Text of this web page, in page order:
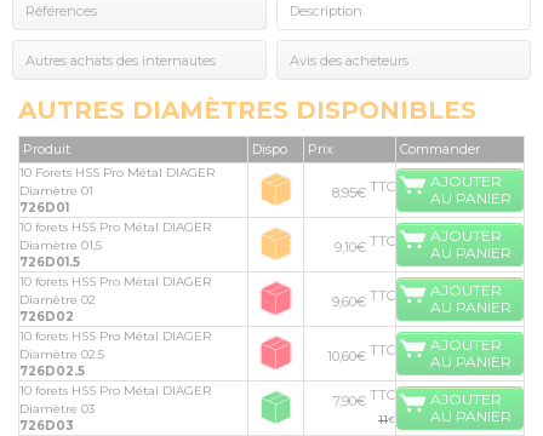
Références Description
Autres achats des internautes Avis des acheteurs
AUTRES DIAMÈTRES DISPONIBLES
Produit Dispo Prix Commander
10 Forets HSS Pro Métal DIAGER
Diamètre 01
726D01
8,95€ TTC
AJOUTER
AU PANIER
10 forets HSS Pro Métal DIAGER
Diamètre 01,5
726D01.5
9,10€ TTC
AJOUTER
AU PANIER
10 forets HSS Pro Métal DIAGER
Diamètre 02
726D02
9,60€ TTC
AJOUTER
AU PANIER
10 forets HSS Pro Métal DIAGER
Diamètre 02.5
726D02.5
10,60€ TTC
AJOUTER
AU PANIER
10 forets HSS Pro Métal DIAGER
Diamètre 03
726D03
7,90€ TTC
11€
AJOUTER
AU PANIER